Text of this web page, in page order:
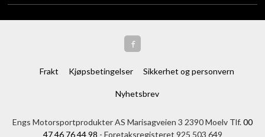
Frakt Kjøpsbetingelser Sikkerhet og personvern
Nyhetsbrev
Engs Motorsportprodukter AS Marisagveien 3 2390 Moelv Tlf.00
47 46 76 44 98 - Foretaksregisteret 925 503 649